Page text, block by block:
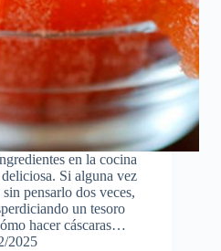
en la cocina
Si alguna vez
pensarlo dos veces,
un tesoro
hacer cáscaras…
2025